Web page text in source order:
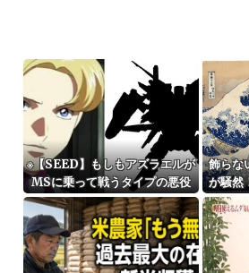
※【SEED】もしもアズラエルが
MSに乗って戦うタイプの悪役
だったら
飾らな
が騒然
だ